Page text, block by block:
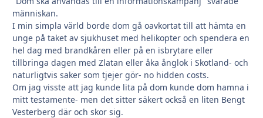
människan.
I min simpla värld borde dom gå oavkortat till att hämta en
unge på taket av sjukhuset med helikopter och spendera en
hel dag med brandkåren eller på en isbrytare eller
tillbringa dagen med Zlatan eller åka ånglok i Skotland- och
naturligtvis saker som tjejer gör- no hidden costs.
Om jag visste att jag kunde lita på dom kunde dom hamna i
mitt testamente- men det sitter säkert också en liten Bengt
Vesterberg där och skor sig.